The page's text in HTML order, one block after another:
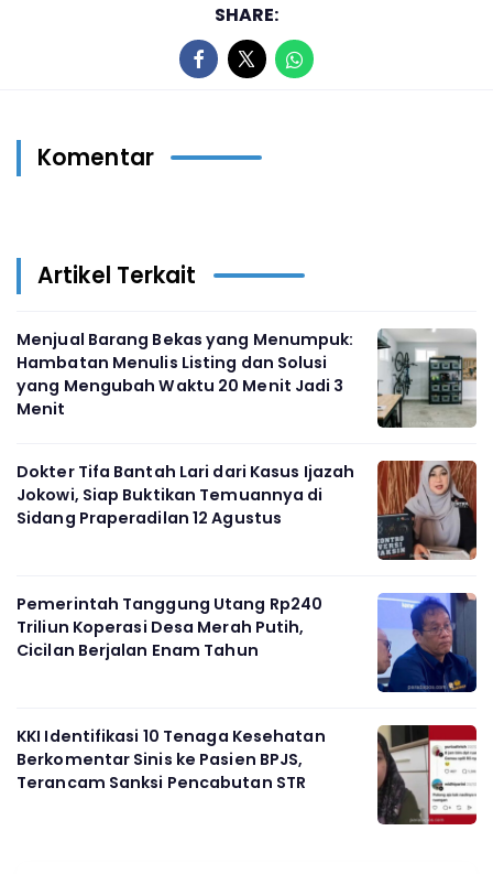
SHARE:
Komentar
Artikel Terkait
Menjual Barang Bekas yang Menumpuk:
Hambatan Menulis Listing dan Solusi
yang Mengubah Waktu 20 Menit Jadi 3
Menit
Dokter Tifa Bantah Lari dari Kasus Ijazah
Jokowi, Siap Buktikan Temuannya di
Sidang Praperadilan 12 Agustus
Pemerintah Tanggung Utang Rp240
Triliun Koperasi Desa Merah Putih,
Cicilan Berjalan Enam Tahun
KKI Identifikasi 10 Tenaga Kesehatan
Berkomentar Sinis ke Pasien BPJS,
Terancam Sanksi Pencabutan STR